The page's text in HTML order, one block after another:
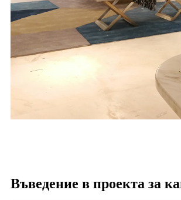
Въведение в проекта за